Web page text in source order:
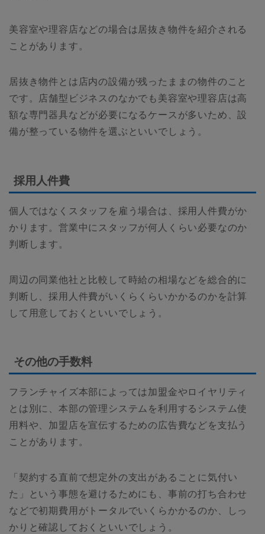
美容室や理容店などの場合は居抜き物件を紹介される
ことがあります。
居抜き物件とは店内の設備が残ったままの物件のこと
です。店舗型ビジネスのなかでも美容室や理容店は高
額な専門器具などが必要になるケースが多いため、設
備が整っている物件を選ぶといいでしょう。
採用人件費
個人ではなくスタッフを雇う場合は、採用人件費がか
かります。営業中にスタッフが何人くらい必要なのか
判断します。
周辺の同業他社と比較して時給の相場などを総合的に
判断し、採用人件費がいくらくらいかかるのかを計算
して用意しておくといいでしょう。
その他の手数料
フランチャイズ本部によっては加盟金やロイヤリティ
とは別に、本部の管理システムを利用するシステム使
用料や、加盟店を宣伝するための広告費などを支払う
ことがあります。
「契約する直前で想定外の支出があることに気付い
た」という事態を避けるためにも、事前の打ち合わせ
などで初期費用がトータルでいくらかかるのか、しっ
かりと確認しておくといいでしょう。